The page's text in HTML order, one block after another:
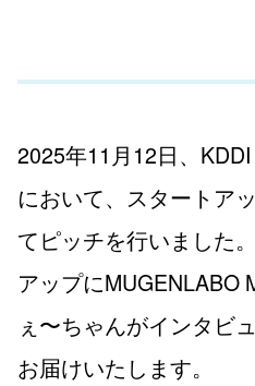
2025年11月12日、
において、スタートア
てピッチを行いました
アップにMUGENLABO
ぇ〜ちゃんがインタビ
お届けいたします。